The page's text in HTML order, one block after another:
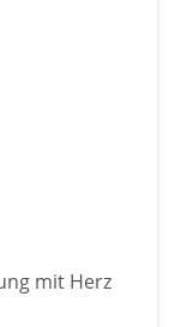
mit Herz